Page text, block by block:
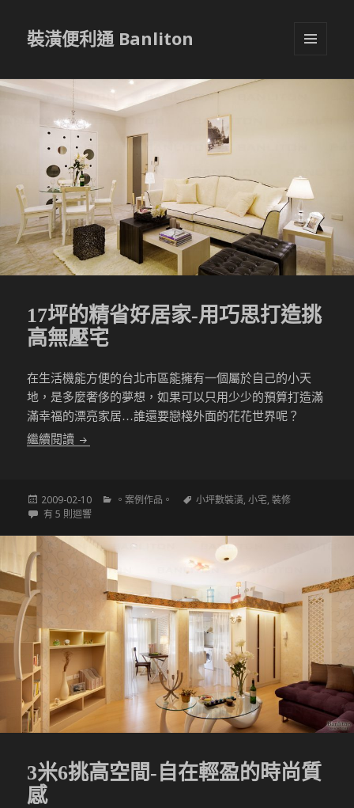
裝潢便利通 Banliton
小工具
17坪的精省好居家-用巧思打造挑
高無壓宅
在生活機能方便的台北市區能擁有一個屬於自己的小天
地，是多麼奢侈的夢想，如果可以只用少少的預算打造滿
滿幸福的漂亮家居…誰還要戀棧外面的花花世界呢？
繼續閱讀 17坪的精省好居家-用巧思打造挑高無壓宅
發
佈
2009-02-10
分。案例作品。
標
小坪數裝潢,小宅,裝修
17坪的精省好居家-用巧思打造挑高無壓宅
有 5 則迴響
3米6挑高空間-自在輕盈的時尚質
感